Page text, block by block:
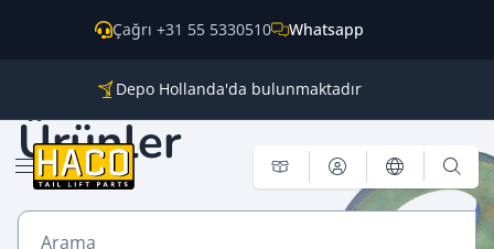
Depo Hollanda'da bulunmaktadır
Dünya genelinde kargo
Çağrı +31 55 5330510 Whatsapp
Menü aç
Ürünler
Arama